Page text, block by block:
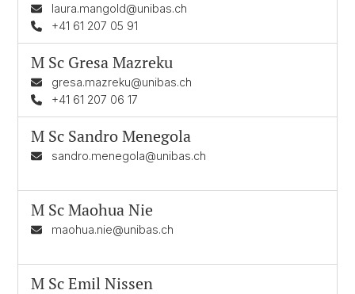
laura.mangold@unibas.ch
+41 61 207 05 91
M Sc Gresa Mazreku
gresa.mazreku@unibas.ch
+41 61 207 06 17
M Sc Sandro Menegola
sandro.menegola@unibas.ch
M ScMaohua Nie
maohua.nie@unibas.ch
M ScEmil Nissen